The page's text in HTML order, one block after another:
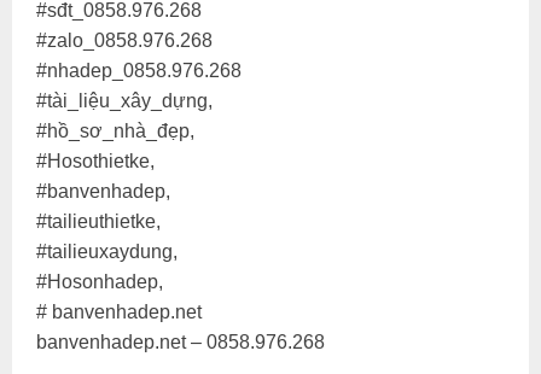
#sđt_0858.976.268
#zalo_0858.976.268
#nhadep_0858.976.268
#tài_liệu_xây_dựng,
#hồ_sơ_nhà_đẹp,
#Hosothietke,
#banvenhadep,
#tailieuthietke,
#tailieuxaydung,
#Hosonhadep,
# banvenhadep.net
banvenhadep.net – 0858.976.268